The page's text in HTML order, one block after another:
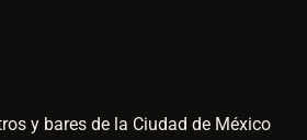
y bares de la Ciudad de México